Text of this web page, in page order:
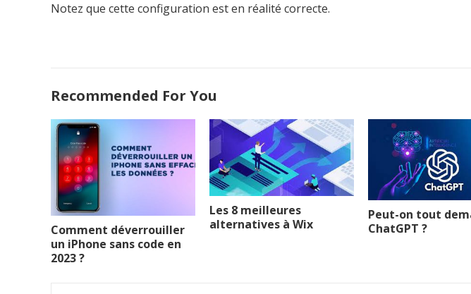
Notez que cette configuration est en réalité correcte.
Recommended For You
Comment déverrouiller
un iPhone sans code en
2023 ?
Les 8 meilleures
alternatives à Wix
Peut-on tout
ChatGPT ?